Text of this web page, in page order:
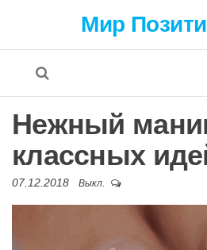
Мир
Нежный
классных
07.12.2018 Выкл.